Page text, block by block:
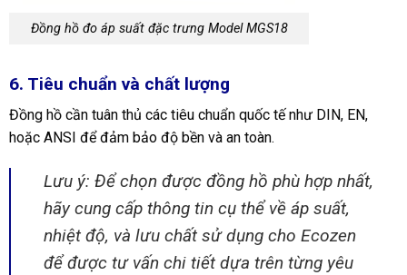
Đồng hồ đo áp suất đặc trưng Model MGS18
6. Tiêu chuẩn và chất lượng
Đồng hồ cần tuân thủ các tiêu chuẩn quốc tế như DIN, EN,
hoặc ANSI để đảm bảo độ bền và an toàn.
Lưu ý: Để chọn được đồng hồ phù hợp nhất,
hãy cung cấp thông tin cụ thể về áp suất,
nhiệt độ, và lưu chất sử dụng cho Ecozen
để được tư vấn chi tiết dựa trên từng yêu